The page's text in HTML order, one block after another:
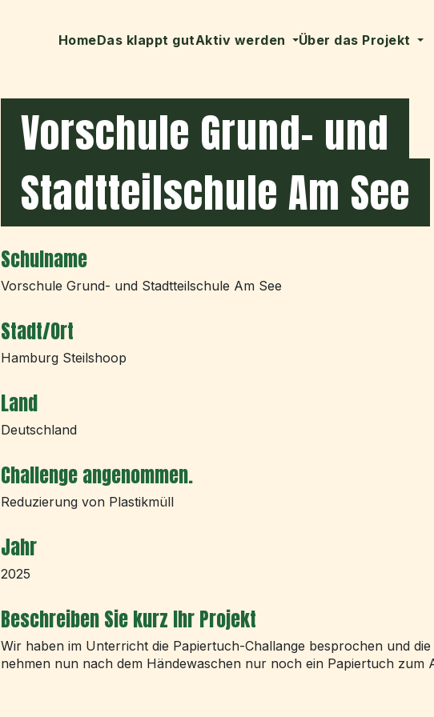
HomeDas klappt gutAktiv werden Über das Projekt
Vorschule Grund- und
Stadtteilschule Am See
Schulname
Vorschule Grund- und Stadtteilschule Am See
Stadt/Ort
Hamburg Steilshoop
Land
Deutschland
Challenge angenommen.
Reduzierung von Plastikmüll
Jahr
2025
Beschreiben Sie kurz Ihr Projekt
Wir haben im Unterricht die Papiertuch-Challange besprochen und die
nehmen nun nach dem Händewaschen nur noch ein Papiertuch zum